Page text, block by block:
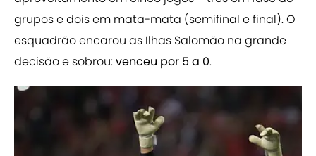
grupos e dois em mata-mata (semifinal e final). O
esquadrão encarou as Ilhas Salomão na grande
decisão e sobrou:venceu por 5 a 0.